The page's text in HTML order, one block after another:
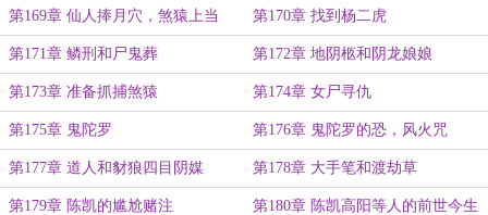
第169章 仙人捧月穴，煞猿上当 第170章 找到杨二虎
第171章 鳞刑和尸鬼葬 第172章 地阴柩和阴龙娘娘
第173章 准备抓捕煞猿 第174章 女尸寻仇
第175章 鬼陀罗 第176章 鬼陀罗的恐，风火咒
第177章 道人和豺狼四目阴媒 第178章 大手笔和渡劫草
第179章 陈凯的尴尬赌注 第180章 陈凯高阳等人的前世今生